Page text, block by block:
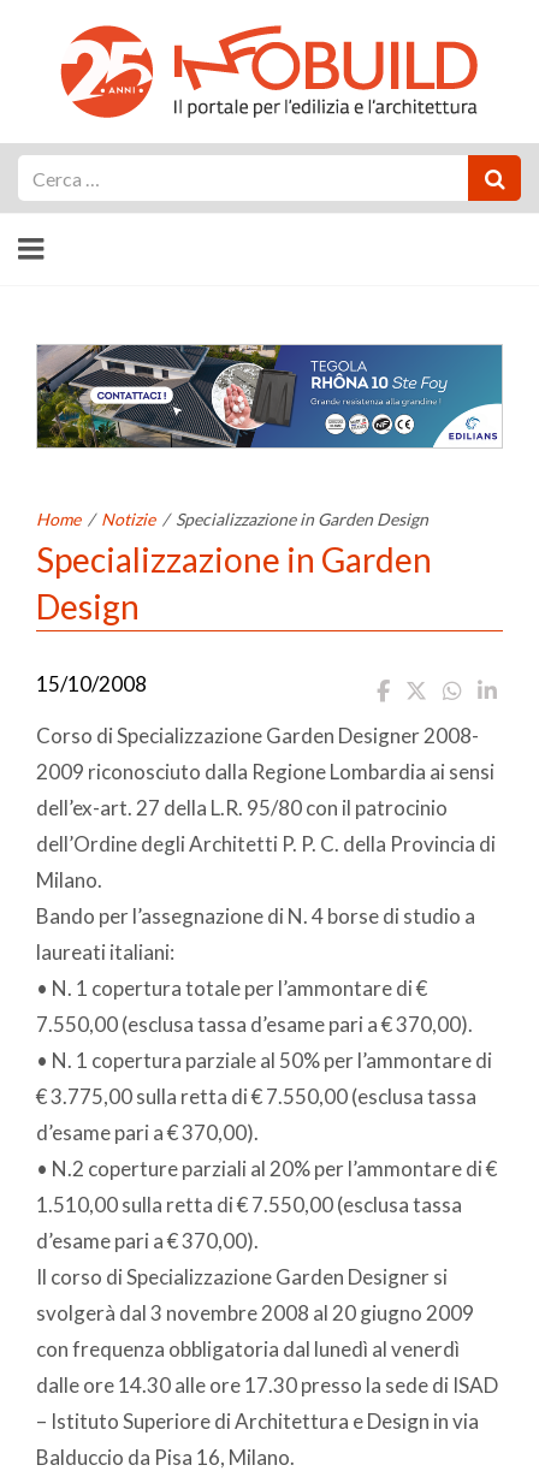
Home / Notizie / Specializzazione in Garden Design
Specializzazione in Garden
Design
15/10/2008
Corso di Specializzazione Garden Designer 2008-
2009 riconosciuto dalla Regione Lombardia ai sensi
dell’ex-art. 27 della L.R. 95/80 con il patrocinio
dell’Ordine degli Architetti P. P. C. della Provincia di
Milano.
Bando per l’assegnazione di N. 4 borse di studio a
laureati italiani:
• N. 1 copertura totale per l’ammontare di €
7.550,00 (esclusa tassa d’esame pari a € 370,00).
• N. 1 copertura parziale al 50% per l’ammontare di
€ 3.775,00 sulla retta di € 7.550,00 (esclusa tassa
d’esame pari a € 370,00).
• N.2 coperture parziali al 20% per l’ammontare di €
1.510,00 sulla retta di € 7.550,00 (esclusa tassa
d’esame pari a € 370,00).
Il corso di Specializzazione Garden Designer si
svolgerà dal 3 novembre 2008 al 20 giugno 2009
con frequenza obbligatoria dal lunedì al venerdì
dalle ore 14.30 alle ore 17.30 presso la sede di ISAD
– Istituto Superiore di Architettura e Design in via
Balduccio da Pisa 16, Milano.